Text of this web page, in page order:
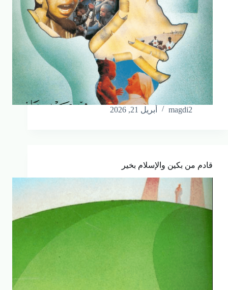
magdi2 أبريل 21, 2026
قادم من بكين والإسلام بخير